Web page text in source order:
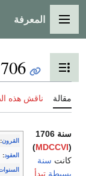
القائمة الرئيسية
المعرفة
تبديل عرض جدول
مقالة ناقش هذه
القرون:
العقود:
سنة 1706
(
MDCCVI
)
كانت سنة
بسيطة تبدأ